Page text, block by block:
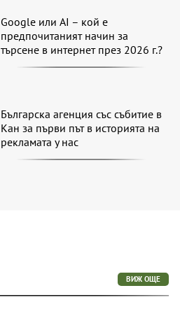
Google или AI – кой е
предпочитаният начин за
търсене в интернет през 2026 г.?
Българска агенция със събитие в
Кан за първи път в историята на
рекламата у нас
ВИЖ ОЩЕ